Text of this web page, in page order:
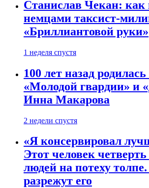
Станислав Чекан: как
немцами таксист-
«Бриллиантовой руки»
1 неделя спустя
100 лет назад родилась
«Молодой гвардии» и
Инна Макарова
2 недели спустя
«Я консервировал
Этот человек четверть
людей на потеху
разрежут его